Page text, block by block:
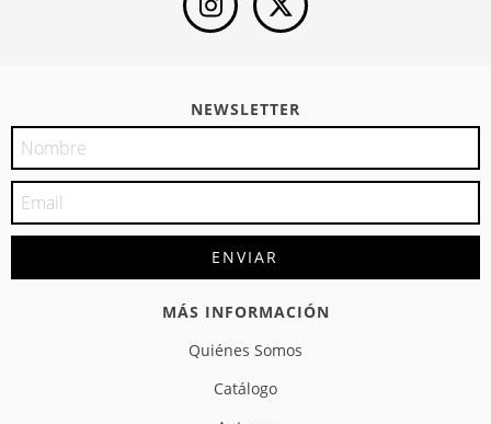
NEWSLETTER
MÁS INFORMACIÓN
Quiénes Somos
Catálogo